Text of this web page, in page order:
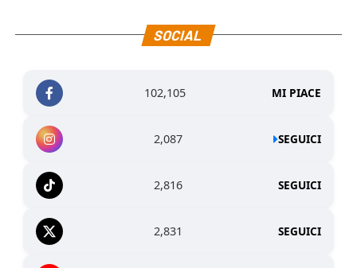
SOCIAL
102,105 MI PIACE
2,087 SEGUICI
2,816 SEGUICI
2,831 SEGUICI